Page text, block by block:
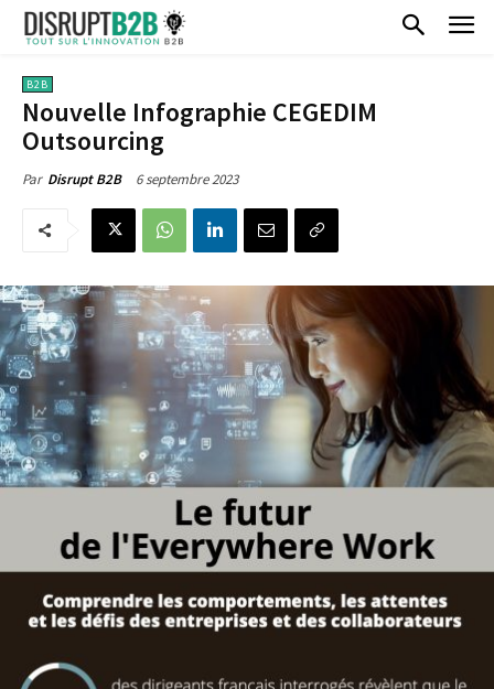
B2B
Nouvelle Infographie CEGEDIM
Outsourcing
Par Disrupt B2B 6 septembre 2023